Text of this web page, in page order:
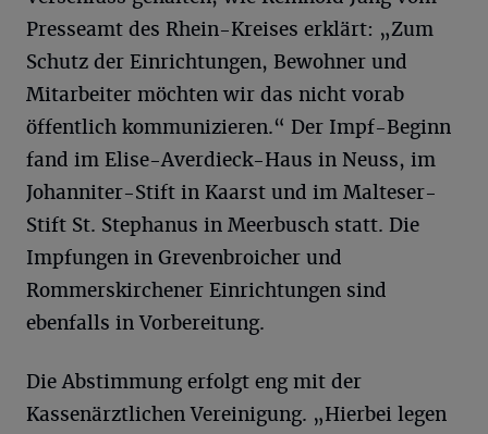
Presseamt des Rhein-Kreises erklärt: „Zum
Schutz der Einrichtungen, Bewohner und
Mitarbeiter möchten wir das nicht vorab
öffentlich kommunizieren.“ Der Impf-Beginn
fand im Elise-Averdieck-Haus in Neuss, im
Johanniter-Stift in Kaarst und im Malteser-
Stift St. Stephanus in Meerbusch statt. Die
Impfungen in Grevenbroicher und
Rommerskirchener Einrichtungen sind
ebenfalls in Vorbereitung.
Die Abstimmung erfolgt eng mit der
Kassenärztlichen Vereinigung. „Hierbei legen